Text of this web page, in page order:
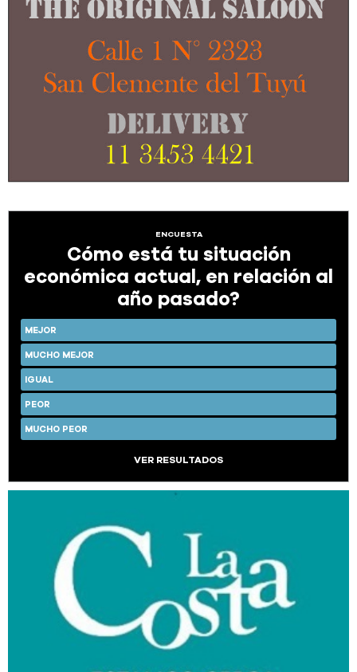
ENCUESTA
Cómo está tu situación
económica actual, en relación al
año pasado?
MEJOR
MUCHO MEJOR
IGUAL
PEOR
MUCHO PEOR
VER RESULTADOS